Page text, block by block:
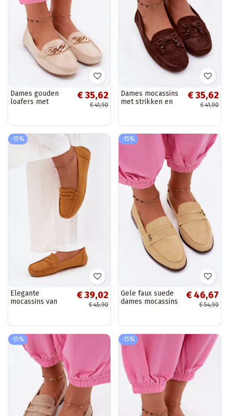
Dames gouden
loafers met
Amaretto
€ 35,62
€ 41,90
Dames mocassins
met strikken en
chocolade kleur
Bluebell
€ 35,62
€ 41,90
-15%
Elegante
mocassins van
Lenvie
€ 39,02
€ 45,90
-15%
Gele faux suede
dames mocassins
€ 46,67
€ 54,90
-15% -15%